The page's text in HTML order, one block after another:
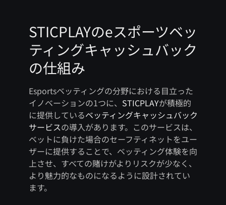
STICPLAYのeスポーツベッ
ティングキャッシュバック
の仕組み
Esportsベッティングの分野における目立った
イノベーションの1つに、 STICPLAYが積極的
に提供しているベッティングキャッシュバック
サービスの導入があります。このサービスは、
ベットに負けた場合のセーフティネットをユー
ザーに提供することで、ベッティング体験を向
上させ、すべての賭けがよりリスクが少なく、
より魅力的なものになるように設計されてい
ます。